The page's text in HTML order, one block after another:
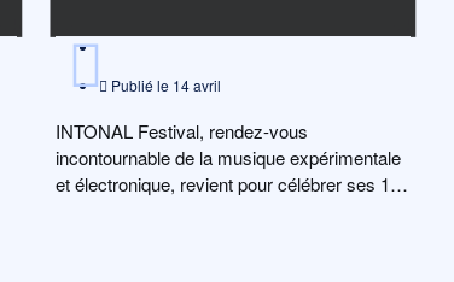
Publié le 14 avril
INTONAL Festival, rendez-vous
incontournable de la musique expérimentale
et électronique, revient pour célébrer ses 10